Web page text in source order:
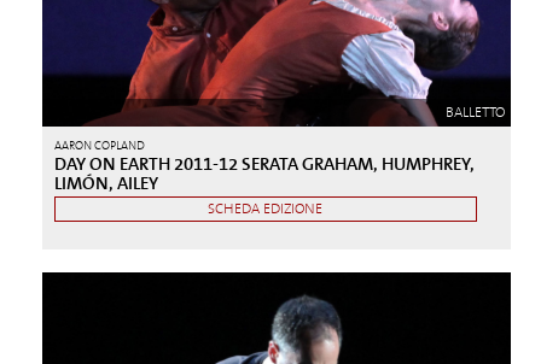
BALLETTO
AARON COPLAND
DAY ON EARTH 2011-12 SERATA GRAHAM, HUMPHREY,
LIMÓN, AILEY
SCHEDA EDIZIONE